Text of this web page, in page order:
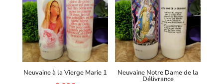
Neuvaine à la Vierge Marie 1 Neuvaine Notre Dame de la
Délivrance